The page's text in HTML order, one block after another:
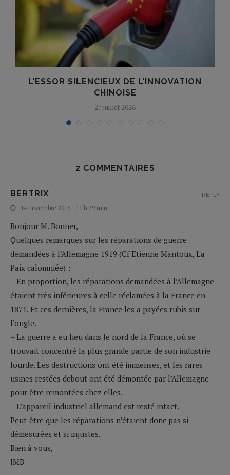
L’ESSOR SILENCIEUX DE L’INNOVATION
CHINOISE
27 juillet 2026
2 COMMENTAIRES
BERTRIX
14 novembre 2018 - 11 h 29 min
Bonjour M. Bonner,
Quelques remarques sur les réparations de guerre
demandées à l’Allemagne 1919 (Cf Etienne Mantoux, La
Paix calomniée) :
– En proportion, les réparations demandées à l’Allemagne
étaient très inférieures à celle réclamées à la France en
1871. Et ces dernières, la France les a payées rubis sur
l’ongle.
– La guerre a eu lieu dans le nord de la France, où se
trouvait concentré la plus grande partie de son industrie
lourde. Les destructions ont été immenses, et les rares
usines restées debout ont été démontée par l’Allemagne
pour être remontées chez elles.
– L’appareil industriel allemand est resté intact.
Peut-être que les réparations n’étaient donc pas si
démesurées et si injustes.
Bien à vous,
JMB
REPLY